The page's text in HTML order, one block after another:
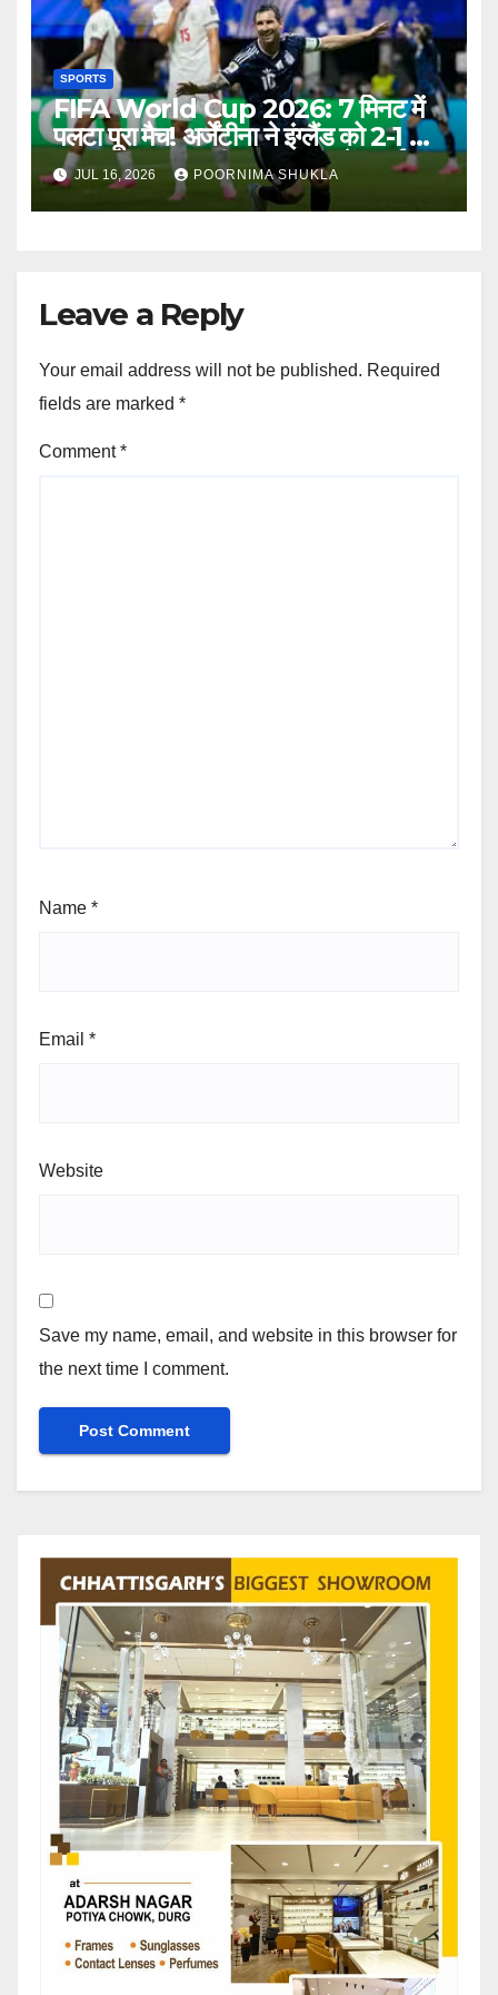
SPORTS
FIFA World Cup 2026: 7 मिनट में
पलटा पूरा मैच! अर्जेंटीना ने इंग्लैंड को 2-1 से
हराकर लगातार दूसरी बार फाइनल में बनाई
जगह…
JUL 16, 2026 POORNIMA SHUKLA
Leave a Reply
Your email address will not be published. Required
fields are marked *
Comment*
Name *
Email *
Website
Save my name, email, and website in this browser for
the next time I comment.